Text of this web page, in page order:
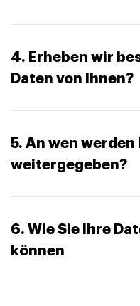
4. Erheben wir
Daten von Ihnen?
5. An wen werden
weitergegeben?
6. Wie Sie Ihre
können